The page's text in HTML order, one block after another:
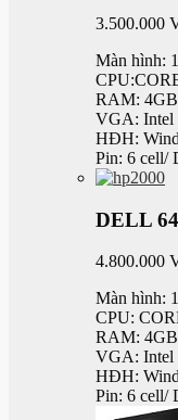
3.500.000
Màn hình:
RAM:
VGA: Intel
HĐH:
Pin: 6 cell/
DELL
4.800.000
Màn hình:
CPU:
RAM:
VGA: Intel
HĐH:
Pin: 6 cell/